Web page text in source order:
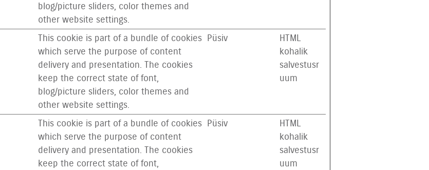
blog/picture sliders, color themes and
other website settings.
This cookie is part of a bundle of cookies
which serve the purpose of content
delivery and presentation. The cookies
keep the correct state of font,
blog/picture sliders, color themes and
other website settings.
Püsiv
HTML
kohalik
salvestusr
uum
This cookie is part of a bundle of cookies
which serve the purpose of content
delivery and presentation. The cookies
keep the correct state of font,
Püsiv
HTML
kohalik
salvestusr
uum